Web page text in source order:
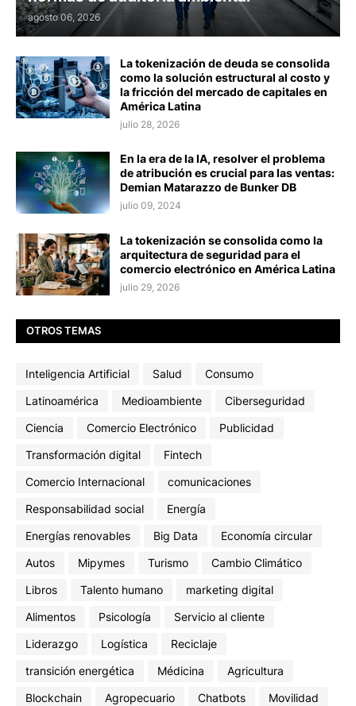
agosto 06, 2026
La tokenización de deuda se consolida
como la solución estructural al costo y
la fricción del mercado de capitales en
América Latina
julio 28, 2026
En la era de la IA, resolver el problema
de atribución es crucial para las ventas:
Demian Matarazzo de Bunker DB
julio 09, 2024
La tokenización se consolida como la
arquitectura de seguridad para el
comercio electrónico en América Latina
julio 29, 2026
OTROS TEMAS
Inteligencia Artificial Salud
Consumo
Latinoamérica
Medioambiente
Ciberseguridad
Ciencia
Comercio Electrónico
Publicidad
Transformación digital
Fintech
Comercio Internacional
comunicaciones
Responsabilidad social
Energía
Energías renovables
Big Data
Economía circular
Autos
Mipymes Turismo
Cambio Climático
Libros
Talento humano
marketing digital
Alimentos
Psicología
Servicio al cliente
Liderazgo
Logística
Reciclaje
transición energética
Médicina
Agricultura
Blockchain
Agropecuario Chatbots
Movilidad